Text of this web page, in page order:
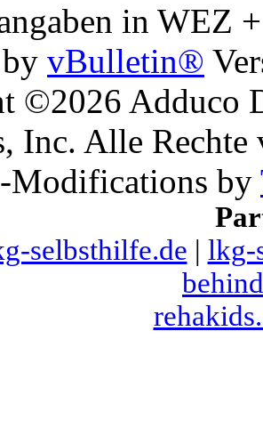
in WEZ
vBulletin®
©2026 Adduco
Inc. Alle Rechte
Modifications by
selbsthilfe.de | lkg-